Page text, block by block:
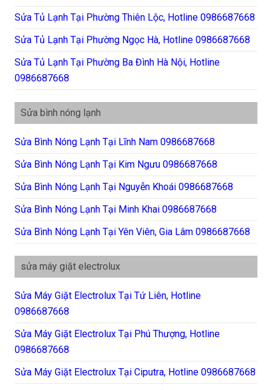
Sửa Tủ Lạnh Tại Phường Thiên Lộc, Hotline 0986687668
Sửa Tủ Lạnh Tại Phường Ngọc Hà, Hotline 0986687668
Sửa Tủ Lạnh Tại Phường Ba Đình Hà Nội, Hotline
0986687668
Sửa bình nóng lạnh
Sửa Bình Nóng Lạnh Tại Lĩnh Nam 0986687668
Sửa Bình Nóng Lạnh Tại Kim Ngưu 0986687668
Sửa Bình Nóng Lạnh Tại Nguyễn Khoái 0986687668
Sửa Bình Nóng Lạnh Tại Minh Khai 0986687668
Sửa Bình Nóng Lạnh Tại Yên Viên, Gia Lâm 0986687668
sửa máy giặt electrolux
Sửa Máy Giặt Electrolux Tại Tứ Liên, Hotline
0986687668
Sửa Máy Giặt Electrolux Tại Phú Thượng, Hotline
0986687668
Sửa Máy Giặt Electrolux Tại Ciputra, Hotline 0986687668